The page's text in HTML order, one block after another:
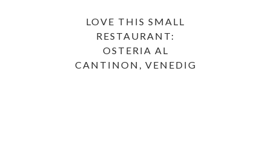
LOVE THIS SMALL
RESTAURANT:
OSTERIA AL
CANTINON, VENEDIG